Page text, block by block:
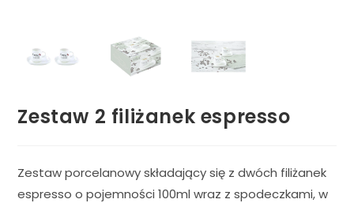
Zestaw 2 filiżanek espresso
Zestaw porcelanowy składający się z dwóch filiżanek
espresso o pojemności 100ml wraz z spodeczkami, w